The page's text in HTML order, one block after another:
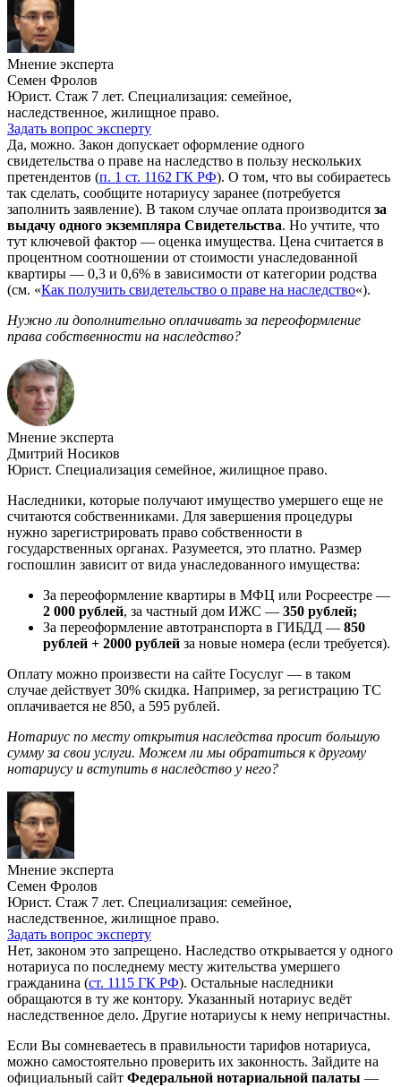
Мнение эксперта
Семен Фролов
Юрист. Стаж 7 лет. Специализация: семейное,
наследственное, жилищное право.
Задать вопрос эксперту
Да, можно. Закон допускает оформление одного
свидетельства о праве на наследство в пользу нескольких
претендентов (п. 1 ст. 1162 ГК РФ). О том, что вы собираетесь
так сделать, сообщите нотариусу заранее (потребуется
заполнить заявление). В таком случае оплата производится за
выдачу одного экземпляра Свидетельства. Но учтите, что
тут ключевой фактор — оценка имущества. Цена считается в
процентном соотношении от стоимости унаследованной
квартиры — 0,3 и 0,6% в зависимости от категории родства
(см. «Как получить свидетельство о праве на наследство«).
Нужно ли дополнительно оплачивать за переоформление
права собственности на наследство?
Мнение эксперта
Дмитрий Носиков
Юрист. Специализация семейное, жилищное право.
Наследники, которые получают имущество умершего еще не
считаются собственниками. Для завершения процедуры
нужно зарегистрировать право собственности в
государственных органах. Разумеется, это платно. Размер
госпошлин зависит от вида унаследованного имущества:
За переоформление квартиры в МФЦ или Росреестре —
2 000 рублей, за частный дом ИЖС — 350 рублей;
За переоформление автотранспорта в ГИБДД — 850
рублей + 2000 рублей за новые номера (если требуется).
Оплату можно произвести на сайте Госуслуг — в таком
случае действует 30% скидка. Например, за регистрацию ТС
оплачивается не 850, а 595 рублей.
Нотариус по месту открытия наследства просит большую
сумму за свои услуги. Можем ли мы обратиться к другому
нотариусу и вступить в наследство у него?
Мнение эксперта
Семен Фролов
Юрист. Стаж 7 лет. Специализация: семейное,
наследственное, жилищное право.
Задать вопрос эксперту
Нет, законом это запрещено. Наследство открывается у одного
нотариуса по последнему месту жительства умершего
гражданина (ст. 1115 ГК РФ). Остальные наследники
обращаются в ту же контору. Указанный нотариус ведёт
наследственное дело. Другие нотариусы к нему непричастны.
Если Вы сомневаетесь в правильности тарифов нотариуса,
можно самостоятельно проверить их законность. Зайдите на
официальный сайт Федеральной нотариальной палаты —